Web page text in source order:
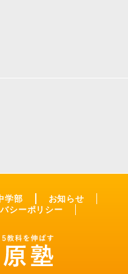
学部
お知らせ
シーポリシー